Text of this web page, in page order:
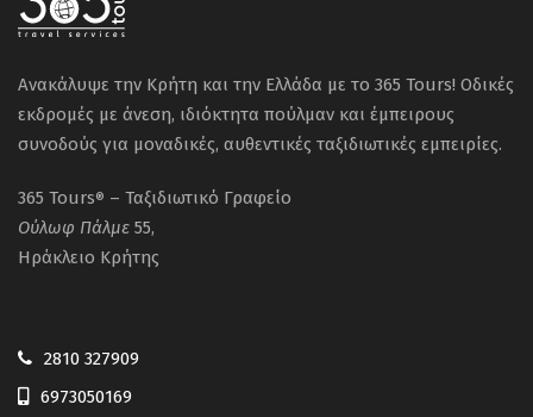
Ανακάλυψε την Κρήτη και την Ελλάδα με το 365 Tours! Οδικές
εκδρομές με άνεση, ιδιόκτητα πούλμαν και έμπειρους
συνοδούς για μοναδικές, αυθεντικές ταξιδιωτικές εμπειρίες.
365 Tours® – Ταξιδιωτικό Γραφείο
Ούλωφ Πάλμε 55,
Ηράκλειο Κρήτης
2810 327909
6973050169